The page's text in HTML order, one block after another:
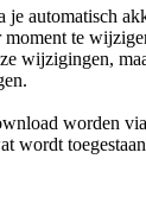
automatisch
te
wijzigingen,
worden via